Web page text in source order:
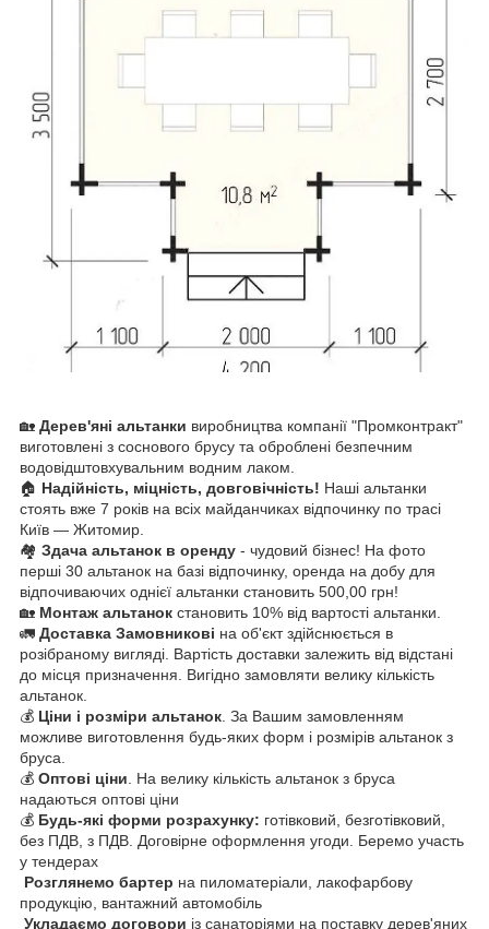
🏡 Дерев'яні альтанки виробництва компанії "Промконтракт"
виготовлені з соснового брусу та оброблені безпечним
водовідштовхувальним водним лаком.
🏠 Надійність, міцність, довговічність! Наші альтанки
стоять вже 7 років на всіх майданчиках відпочинку по трасі
Київ ― Житомир.
🏘️ Здача альтанок в оренду - чудовий бізнес! На фото
перші 30 альтанок на базі відпочинку, оренда на добу для
відпочиваючих однієї альтанки становить 500,00 грн!
🏡 Монтаж альтанок становить 10% від вартості альтанки.
🚛 Доставка Замовникові на об'єкт здійснюється в
розібраному вигляді. Вартість доставки залежить від відстані
до місця призначення. Вигідно замовляти велику кількість
альтанок.
💰 Ціни і розміри альтанок . За Вашим замовленням
можливе виготовлення будь-яких форм і розмірів альтанок з
бруса.
💰 Оптові ціни . На велику кількість альтанок з бруса
надаються оптові ціни
💰 Будь-які форми розрахунку: готівковий, безготівковий,
без ПДВ, з ПДВ. Договірне оформлення угоди. Беремо участь
у тендерах
Розглянемо бартер на пиломатеріали, лакофарбову
продукцію, вантажний автомобіль
Укладаємо договори із санаторіями на поставку дерев'яних